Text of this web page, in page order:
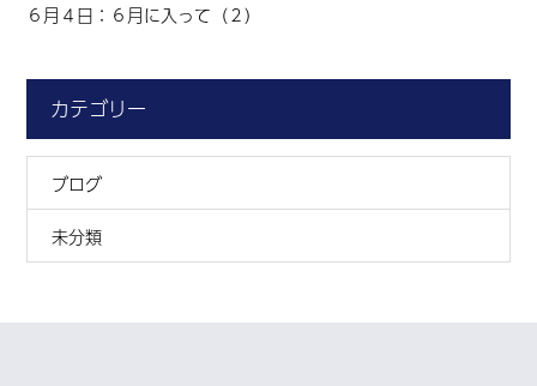
６月４日：６月に入って（２）
カテゴリー
ブログ
未分類